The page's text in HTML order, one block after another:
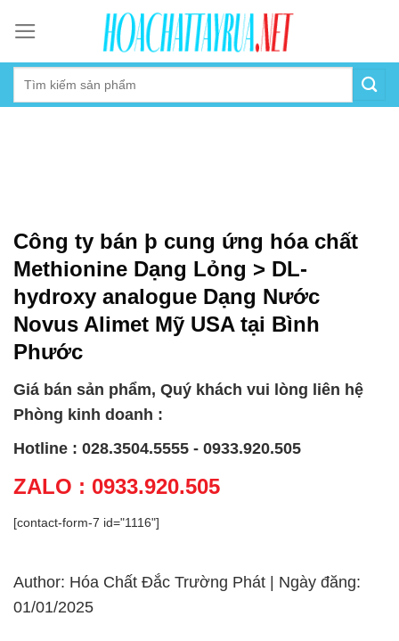
content
Công ty bán þ cung ứng hóa chất
Methionine Dạng Lỏng > DL-
hydroxy analogue Dạng Nước
Novus Alimet Mỹ USA tại Bình
Phước
Giá bán sản phẩm, Quý khách vui lòng liên hệ
Phòng kinh doanh :
Hotline : 028.3504.5555 - 0933.920.505
ZALO : 0933.920.505
[contact-form-7 id="1116"]
Author: Hóa Chất Đắc Trường Phát | Ngày đăng:
01/01/2025